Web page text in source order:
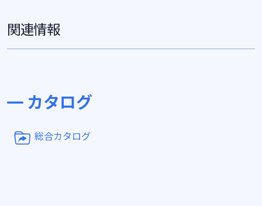
関連情報
カタログ
総合カタログ